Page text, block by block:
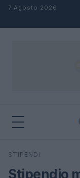
Salta al contenuto
7 Agosto 2026
Cerca
STIPENDI
Stipendio